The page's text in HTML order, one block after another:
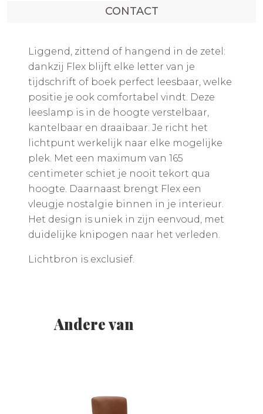
CONTACT
Liggend, zittend of hangend in de zetel:
dankzij Flex blijft elke letter van je
tijdschrift of boek perfect leesbaar, welke
positie je ook comfortabel vindt. Deze
leeslamp is in de hoogte verstelbaar,
kantelbaar en draaibaar. Je richt het
lichtpunt werkelijk naar elke mogelijke
plek. Met een maximum van 165
centimeter schiet je nooit tekort qua
hoogte. Daarnaast brengt Flex een
vleugje nostalgie binnen in je interieur.
Het design is uniek in zijn eenvoud, met
duidelijke knipogen naar het verleden.
Lichtbron is exclusief.
Andere van